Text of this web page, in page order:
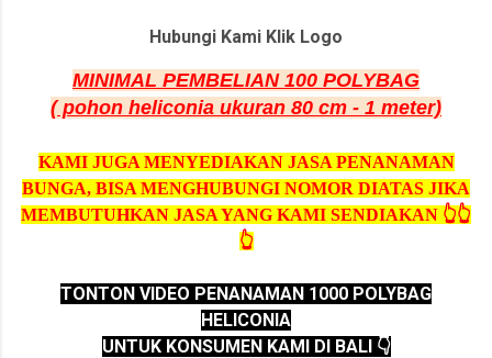
Hubungi Kami Klik Logo
MINIMAL PEMBELIAN 100 POLYBAG
( pohon heliconia ukuran 80 cm - 1 meter)
KAMI JUGA MENYEDIAKAN JASA PENANAMAN
BUNGA, BISA MENGHUBUNGI NOMOR DIATAS JIKA
MEMBUTUHKAN JASA YANG KAMI SENDIAKAN 👆👆
👆
TONTON VIDEO PENANAMAN 1000 POLYBAG
HELICONIA
UNTUK KONSUMEN KAMI DI BALI 👇